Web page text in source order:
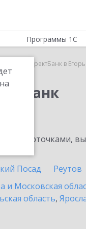
Программы 1С
1С:ДиректБанк в
карточками,
Посад Реутов
и Московская
область,